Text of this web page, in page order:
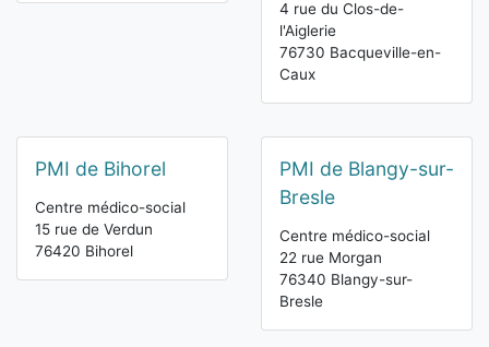
4 rue du Clos-de-
l'Aiglerie
76730 Bacqueville-en-
Caux
PMI de Bihorel
Centre médico-social
15 rue de Verdun
76420 Bihorel
PMI de Blangy-sur-
Bresle
Centre médico-social
22 rue Morgan
76340 Blangy-sur-
Bresle